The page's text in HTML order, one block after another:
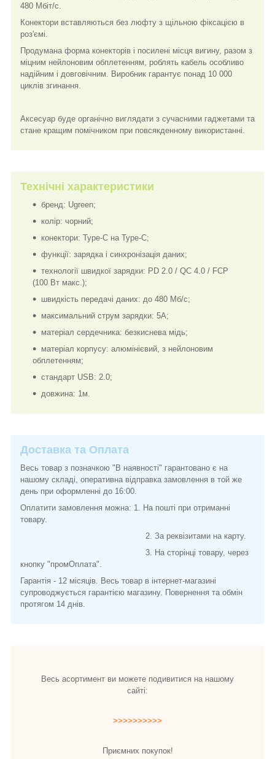
480 Мбіт/с.
Конектори вставляються без люфту з щільною фіксацією в
роз'ємі.
Продумана форма конекторів і посилені місця вигину, разом з
міцним нейлоновим обплетенням, роблять кабель особливо
надійним і довговічним. Виробник гарантує понад 10 000
циклів згинання.
Аксесуар буде органічно виглядати з сучасними гаджетами та
стане кращим помічником при повсякденному використанні.
Технічні характеристики
бренд: Ugreen;
колір: чорний;
конектори: Type-C на Type-C;
функції: зарядка і синхронізація даних;
технології швидкої зарядки: PD 2.0 / QC 4.0 / FCP
(100 Вт макс.);
швидкість передачі даних: до 480 Мб/с;
максимальний струм зарядки: 5A;
матеріал сердечника: безкиснева мідь;
матеріал корпусу: алюмінієвий, з нейлоновим
обплетенням;
стандарт USB: 2.0;
довжина: 1м.
Доставка та Оплата
Весь товар з позначкою "В наявності" гарантовано є на
нашому складі, оперативна відправка замовлення в той же
день при оформленні до 16:00.
Оплатити замовлення можна: 1. На пошті при отриманні
товару.
2. За реквізитами на карту.
3. На сторінці товару, через
кнопку "промОплата".
Гарантія - 12 місяців. Весь товар в інтернет-магазині
супроводжується гарантією магазину. Повернення та обмін
протягом 14 днів.
Весь асортимент ви можете подивитися на нашому
сайті:
>>>>>>>>>>
Приємних покупок!